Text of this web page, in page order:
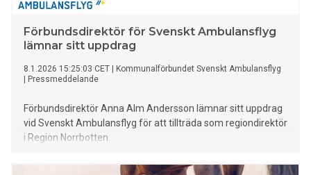
Förbundsdirektör för Svenskt Ambulansflyg
lämnar sitt uppdrag
8.1.2026 15:25:03 CET
Kommunalförbundet Svenskt Ambulansflyg
Pressmeddelande
Förbundsdirektör Anna Alm Andersson lämnar sitt uppdrag
vid Svenskt Ambulansflyg för att tillträda som regiondirektör
i Region Norrbotten.